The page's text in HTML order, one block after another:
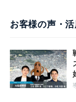
お客様の声・活